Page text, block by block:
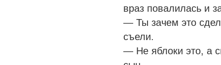
враз повалилась и
— Ты зачем это
съели.
— Не яблоки это, а